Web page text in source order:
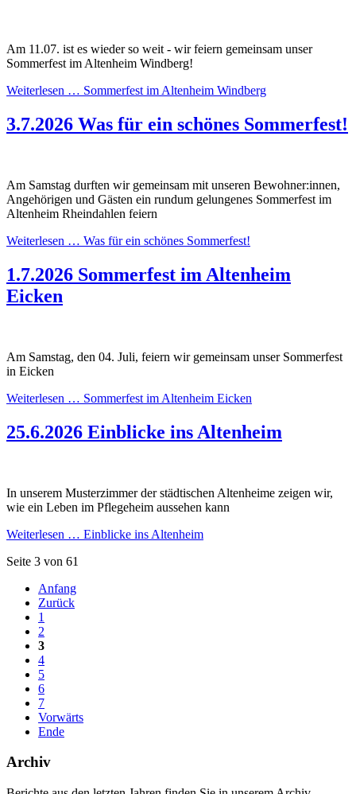
Am 11.07. ist es wieder so weit - wir feiern gemeinsam unser
Sommerfest im Altenheim Windberg!
Weiterlesen … Sommerfest im Altenheim Windberg
3.7.2026 Was für ein schönes Sommerfest!
Am Samstag durften wir gemeinsam mit unseren Bewohner:innen,
Angehörigen und Gästen ein rundum gelungenes Sommerfest im
Altenheim Rheindahlen feiern
Weiterlesen … Was für ein schönes Sommerfest!
1.7.2026 Sommerfest im Altenheim
Eicken
Am Samstag, den 04. Juli, feiern wir gemeinsam unser Sommerfest
in Eicken
Weiterlesen … Sommerfest im Altenheim Eicken
25.6.2026 Einblicke ins Altenheim
In unserem Musterzimmer der städtischen Altenheime zeigen wir,
wie ein Leben im Pflegeheim aussehen kann
Weiterlesen … Einblicke ins Altenheim
Seite 3 von 61
Anfang
Zurück
1
2
3
4
5
6
7
Vorwärts
Ende
Archiv